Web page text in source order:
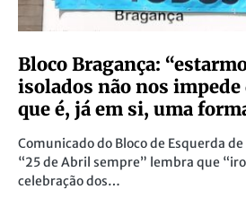
Bloco Bragança:
isolados não nos
que é, já em si, uma
Comunicado do Bloco de Esquerda
“25 de Abril sempre” lembra que
celebração dos…